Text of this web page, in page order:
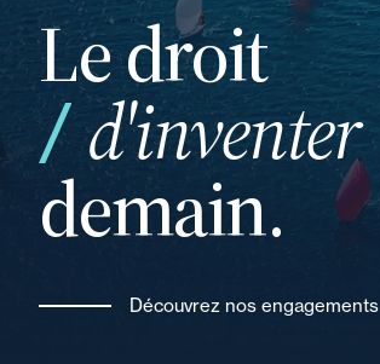
Le droit
d'inventer
demain.
Découvrez nos engagements
vos